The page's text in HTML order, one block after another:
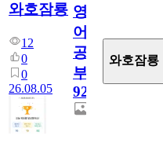
와호잠룡
12
0
0
26.08.05
영
어
공
부
929
와호잠룡